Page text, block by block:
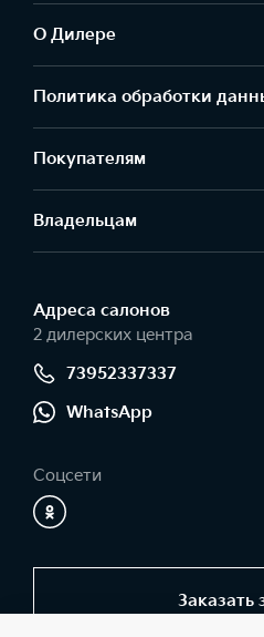
О Дилере
Политика обработки
Покупателям
Владельцам
Адреса салонов
2 дилерских центра
73952337337
WhatsApp
Соцсети
Заказать